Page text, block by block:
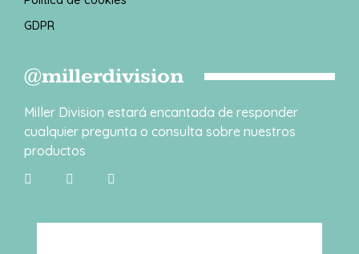
GDPR
@millerdivision
Miller Division estará encantada de responder
cualquier pregunta o consulta sobre nuestros
productos